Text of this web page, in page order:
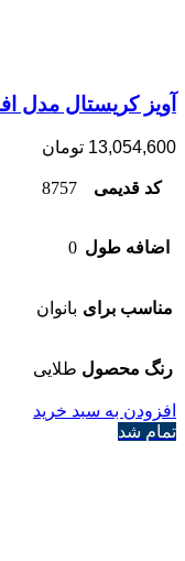
آویز کریستال مدل
13,054,600 تومان
کد قدیمی 8757
اضافه طول 0
مناسب برای بانوان
رنگ محصول طلایی
افزودن به سبد خرید
تمام شد